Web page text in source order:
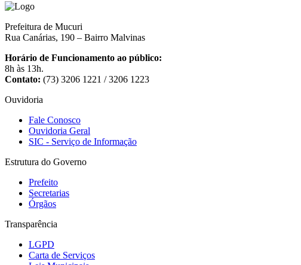
Prefeitura de Mucuri
Rua Canárias, 190 – Bairro Malvinas
Horário de Funcionamento ao público:
8h às 13h.
Contato: (73) 3206 1221 / 3206 1223
Ouvidoria
Fale Conosco
Ouvidoria Geral
SIC - Serviço de Informação
Estrutura do Governo
Prefeito
Secretarias
Órgãos
Transparência
LGPD
Carta de Serviços